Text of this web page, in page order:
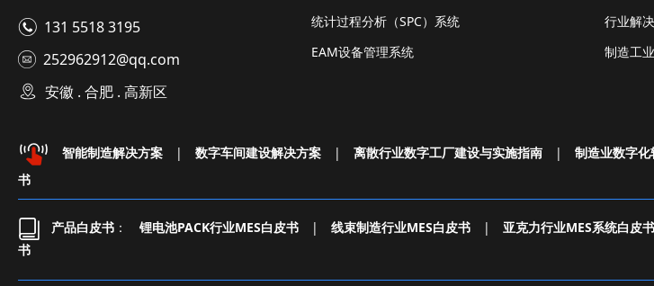
131 5518 3195
252962912@qq.com
安徽 . 合肥 . 高新区
统计过程分析（SPC）系统
EAM设备管理系统
行业解
制造工
智能制造解决方案 | 数字车间建设解决方案 | 离散行业数字工厂建设与实施指南 | 制造业数字
书
产品白皮书 ： 锂电池PACK行业MES白皮书 | 线束制造行业MES白皮书 | 亚克力行业MES系统白皮书
书